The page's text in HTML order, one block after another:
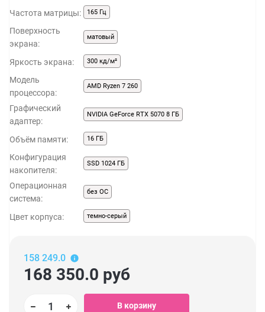
Частота матрицы: 165 Гц
Поверхность
экрана:
матовый
Яркость экрана: 300 кд/м²
Модель
процессора:
AMD Ryzen 7 260
Графический
адаптер:
NVIDIA GeForce RTX 5070 8 ГБ
Объём памяти: 16 ГБ
Конфигурация
накопителя:
SSD 1024 ГБ
Операционная
система:
без ОС
Цвет корпуса: темно-серый
158 249.0
168 350.0 руб
В корзину